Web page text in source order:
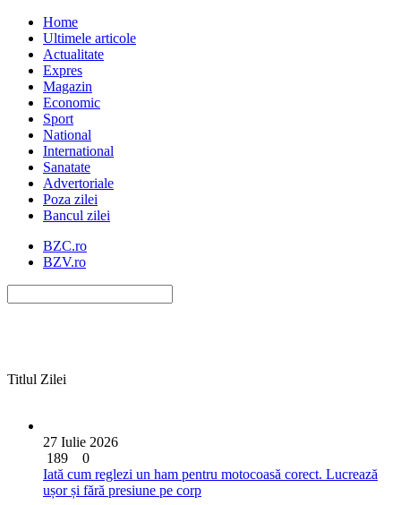
Home
Ultimele articole
Actualitate
Expres
Magazin
Economic
Sport
National
International
Sanatate
Advertoriale
Poza zilei
Bancul zilei
BZC.ro
BZV.ro
Titlul Zilei
27 Iulie 2026
189
0
Iată cum reglezi un ham pentru motocoasă corect. Lucrează
ușor și fără presiune pe corp